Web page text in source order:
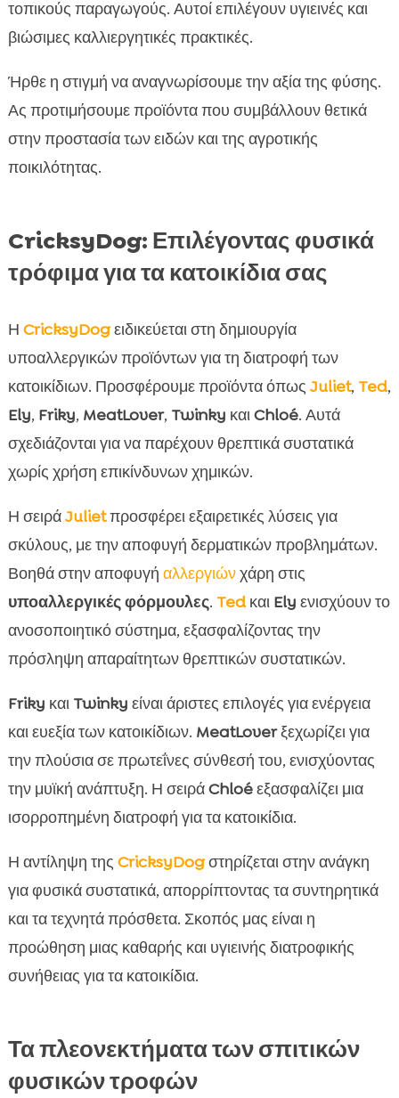
τοπικούς παραγωγούς. Αυτοί επιλέγουν υγιεινές και
βιώσιμες καλλιεργητικές πρακτικές.
Ήρθε η στιγμή να αναγνωρίσουμε την αξία της φύσης.
Ας προτιμήσουμε προϊόντα που συμβάλλουν θετικά
στην προστασία των ειδών και της αγροτικής
ποικιλότητας.
CricksyDog: Επιλέγοντας φυσικά
τρόφιμα για τα κατοικίδια σας
Η CricksyDogειδικεύεται στη δημιουργία
υποαλλεργικών προϊόντων για τη διατροφή των
κατοικίδιων. Προσφέρουμε προϊόντα όπως Juliet, Ted,
Ely, Friky, MeatLover, Twinky καιChloé. Αυτά
σχεδιάζονται για να παρέχουν θρεπτικά συστατικά
χωρίς χρήση επικίνδυνων χημικών.
Η σειράJulietπροσφέρει εξαιρετικές λύσεις για
σκύλους, με την αποφυγή δερματικών προβλημάτων.
Βοηθά στην αποφυγή αλλεργιώνχάρη στις
υποαλλεργικές φόρμουλες. Tedκαι Ely ενισχύουν το
ανοσοποιητικό σύστημα, εξασφαλίζοντας την
πρόσληψη απαραίτητων θρεπτικών συστατικών.
Friky και Twinky είναι άριστες επιλογές για ενέργεια
και ευεξία των κατοικίδιων. MeatLoverξεχωρίζει για
την πλούσια σε πρωτεΐνες σύνθεσή του, ενισχύοντας
την μυϊκή ανάπτυξη. Η σειράChloéεξασφαλίζει μια
ισορροπημένη διατροφή για τα κατοικίδια.
Η αντίληψη της CricksyDogστηρίζεται στην ανάγκη
για φυσικά συστατικά, απορρίπτοντας τα συντηρητικά
και τα τεχνητά πρόσθετα. Σκοπός μας είναι η
προώθηση μιας καθαρής και υγιεινής διατροφικής
συνήθειας για τα κατοικίδια.
Τα πλεονεκτήματα των σπιτικών
φυσικών τροφών